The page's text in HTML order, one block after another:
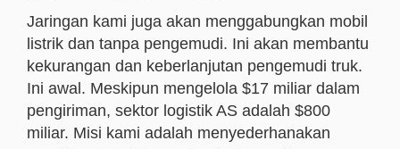
Jaringan kami juga akan menggabungkan mobil
listrik dan tanpa pengemudi. Ini akan membantu
kekurangan dan keberlanjutan pengemudi truk.
Ini awal. Meskipun mengelola $17 miliar dalam
pengiriman, sektor logistik AS adalah $800
miliar. Misi kami adalah menyederhanakan